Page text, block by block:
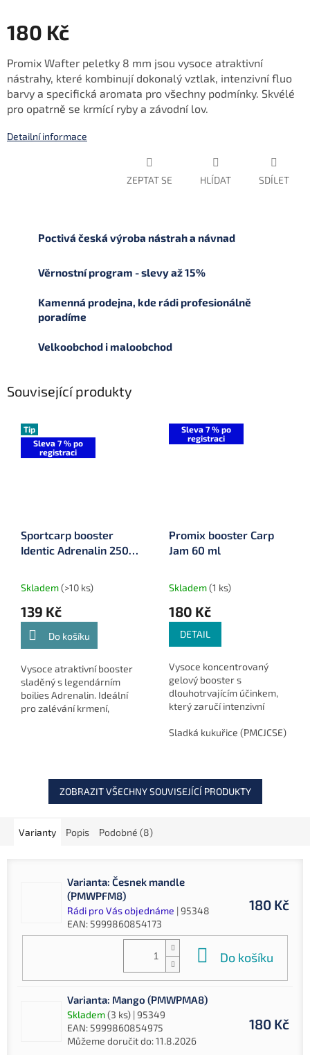
180 Kč
cena:
Promix Wafter peletky 8 mm jsou vysoce atraktivní
nástrahy, které kombinují dokonalý vztlak, intenzivní fluo
barvy a specifická aromata pro všechny podmínky. Skvélé
pro opatrně se krmící ryby a závodní lov.
Detailní informace
ZEPTAT SE HLÍDAT SDÍLET
Poctivá česká výroba nástrah a návnad
Věrnostní program - slevy až 15%
Kamenná prodejna, kde rádi profesionálně
poradíme
Velkoobchod i maloobchod
Související produkty
Tip
Sleva 7 % po
registraci
Sportcarp booster
Identic Adrenalin 250
Skladem(>10 ks)
139 Kč
Do košíku
Vysoce atraktivní booster
sladěný s legendárním
boilies Adrenalin. Ideální
pro zalévání krmení,
Sleva 7 % po
registraci
Promix booster Carp
Jam 60 ml
Skladem(1 ks)
180 Kč
DETAIL
Vysoce koncentrovaný
gelový booster s
dlouhotrvajícím účinkem,
který zaručí intenzivní
Sladká kukuřice (PMCJCSE)
ZOBRAZIT VŠECHNY SOUVISEJÍCÍ PRODUKTY
Varianty Popis Podobné (8)
Varianta: Česnek mandle
(PMWPFM8)
Rádi pro Vás objednáme | 95348
EAN: 5999860854173
180 Kč
Do košíku
Varianta: Mango (PMWPMA8)
Skladem(3 ks) | 95349
EAN: 5999860854975
Můžeme doručit do:11.8.2026
180 Kč